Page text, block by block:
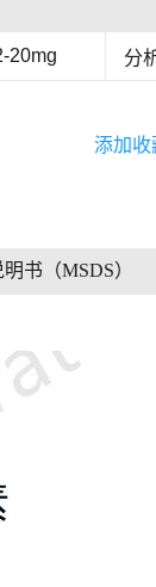
20mg 分
添加收
书（MSDS）